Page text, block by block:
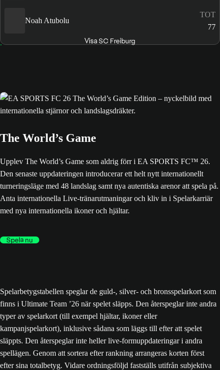
Noah Atubolu
TOT
77
Visa SC Freiburg
The World’s Game
Upplev The World’s Game som aldrig förr i EA SPORTS FC™ 26.
Den senaste uppdateringen introducerar ett helt nytt internationellt
turneringsläge med 48 landslag samt nya autentiska arenor att spela på.
Anta internationella Live-tränarutmaningar och kliv in i Spelarkarriär
med nya internationella ikoner och hjältar.
Spela nu
Spelarbetygstabellen speglar de guld-, silver- och bronsspelarkort som
finns i Ultimate Team ’26 när spelet släpps. Den återspeglar inte andra
typer av spelarkort (till exempel hjältar, ikoner eller
kampanjspelarkort), inklusive sådana som läggs till efter att spelet
släppts. Den återspeglar inte heller live-formuppdateringar i andra
spellägen. Genom att sortera efter rankning arrangeras korten först
efter sina totalbetyg. Vidare ordningsföljd fastställs utifrån subjektiva